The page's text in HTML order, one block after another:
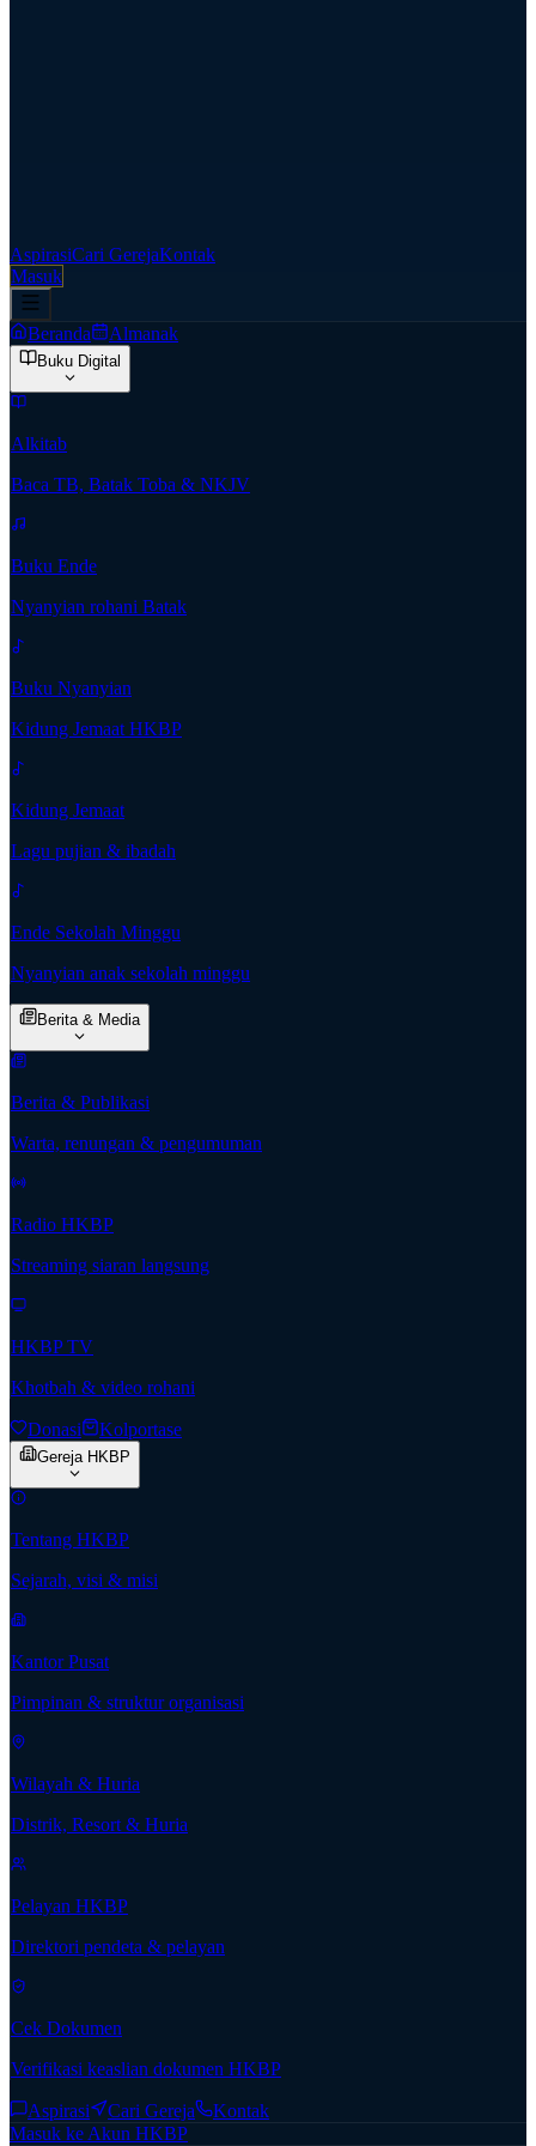
AspirasiCari GerejaKontak
Masuk
Beranda Almanak
Buku Digital
Alkitab
Baca TB, Batak Toba & NKJV
Buku Ende
Nyanyian rohani Batak
Buku Nyanyian
Kidung Jemaat HKBP
Kidung Jemaat
Lagu pujian & ibadah
Ende Sekolah Minggu
Nyanyian anak sekolah minggu
Berita & Media
Berita & Publikasi
Warta, renungan & pengumuman
Radio HKBP
Streaming siaran langsung
HKBP TV
Khotbah & video rohani
Donasi Kolportase
Gereja HKBP
Tentang HKBP
Sejarah, visi & misi
Kantor Pusat
Pimpinan & struktur organisasi
Wilayah & Huria
Distrik, Resort & Huria
Pelayan HKBP
Direktori pendeta & pelayan
Cek Dokumen
Verifikasi keaslian dokumen HKBP
Aspirasi Cari Gereja
Kontak
Masuk ke Akun HKBP